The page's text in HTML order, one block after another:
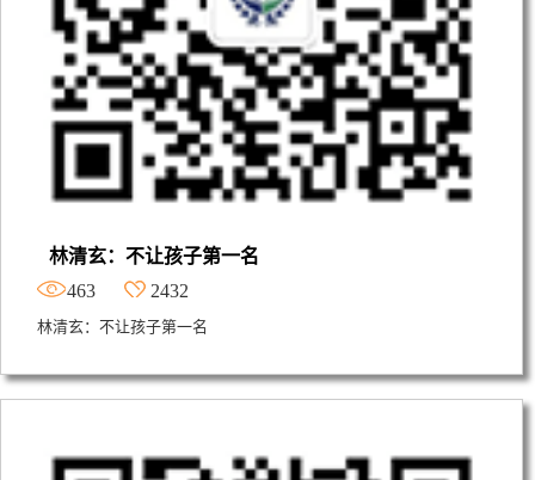
林清玄：不让孩子第一名
463
2432
林清玄：不让孩子第一名